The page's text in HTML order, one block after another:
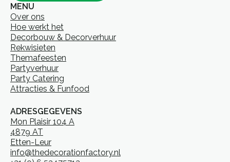
MENU
Over ons
Hoe werkt het
Decorbouw & Decorverhuur
Rekwisieten
Themafeesten
Partyverhuur
Party Catering
Attracties & Funfood
ADRESGEGEVENS
Mon Plaisir 104 A
4879 AT
Etten-Leur
info@thedecorationfactory.nl